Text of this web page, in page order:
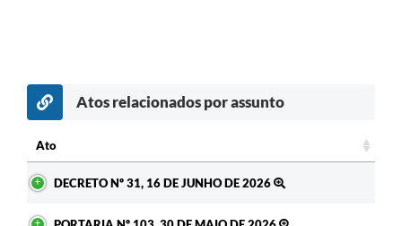
Atos relacionados por assunto
Ato
DECRETO Nº 31, 16 DE JUNHO DE 2026